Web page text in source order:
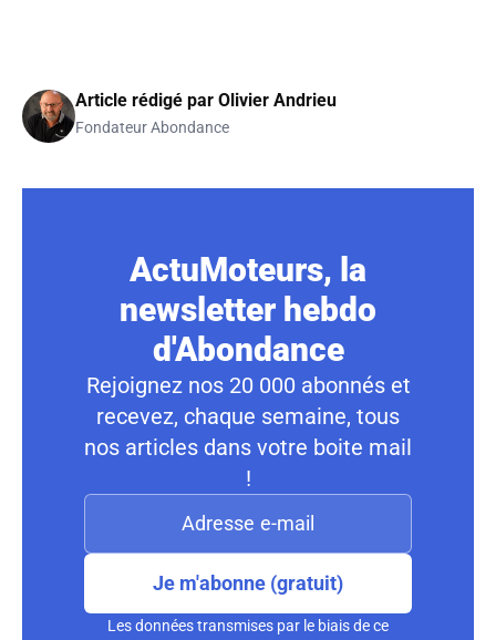
Article rédigé par Olivier Andrieu
Fondateur Abondance
ActuMoteurs, la
newsletter hebdo
d'Abondance
Rejoignez nos 20 000 abonnés et
recevez, chaque semaine, tous
nos articles dans votre boite mail
!
Je m'abonne (gratuit)
Les données transmises par le biais de ce